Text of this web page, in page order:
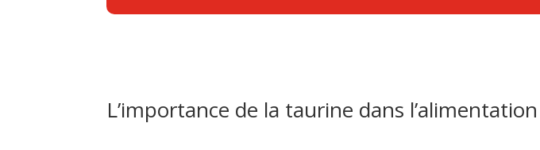
L’importance de la taurine dans